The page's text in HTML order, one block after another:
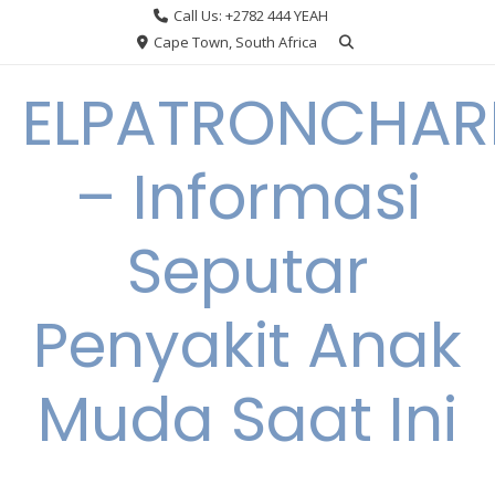
Call Us: +2782 444 YEAH
Cape Town, South Africa
– Informasi
Seputar
Penyakit Anak
Muda Saat Ini